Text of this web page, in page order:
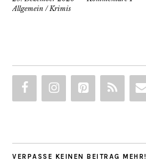
Allgemein /Krimis
VERPASSE KEINEN BEITRAG MEHR!